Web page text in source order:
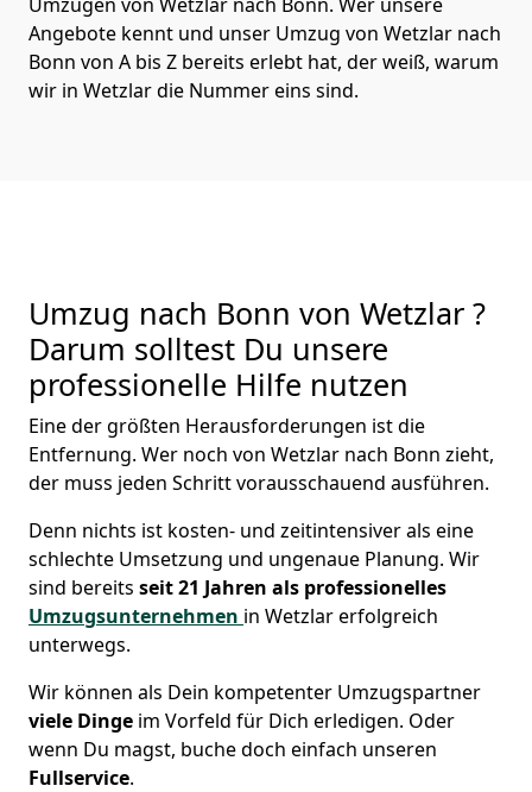
Angebote kennt und unser Umzug von Wetzlar nach
Bonn von A bis Z bereits erlebt hat, der weiß, warum
wir in Wetzlar die Nummer eins sind.
Umzug nach Bonn von Wetzlar ?
Darum solltest Du unsere
professionelle Hilfe nutzen
Eine der größten Herausforderungen ist die
Entfernung. Wer noch von Wetzlar nach Bonn zieht,
der muss jeden Schritt vorausschauend ausführen.
Denn nichts ist kosten- und zeitintensiver als eine
schlechte Umsetzung und ungenaue Planung. Wir
sind bereits seit 21 Jahren als professionelles
Umzugsunternehmen in Wetzlar erfolgreich
unterwegs.
Wir können als Dein kompetenter Umzugspartner
viele Dinge im Vorfeld für Dich erledigen. Oder
wenn Du magst, buche doch einfach unseren
Fullservice.